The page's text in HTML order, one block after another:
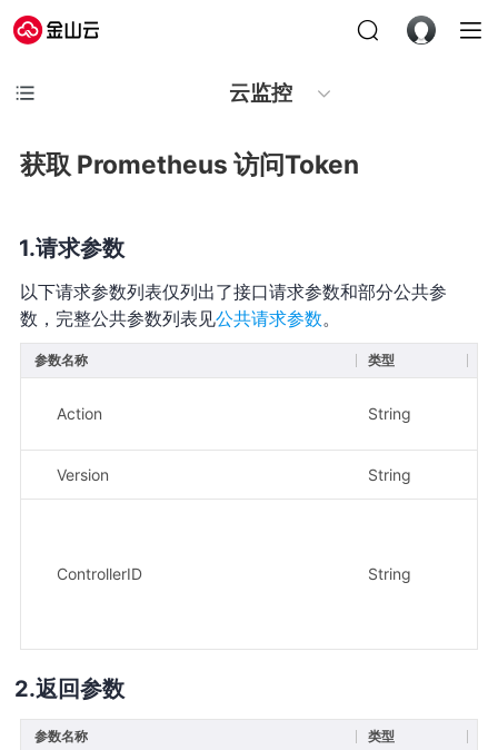
云监控
获取 Prometheus 访问Token
请求参数
以下请求参数列表仅列出了接口请求参数和部分公共参
数，完整公共参数列表见公共请求参数。
参数名称 类型
Action String
Version String
ControllerID String
返回参数
参数名称 类型